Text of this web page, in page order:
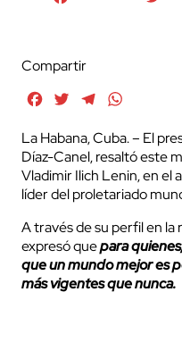
Compartir
FacebookTwitterTelegram
La Habana, Cuba. – El
Díaz-Canel, resaltó este
Vladimir Ilich Lenin, en el
líder del proletariado
A través de su perfil en la
expresó quepara
que un mundo mejor es
más vigentes que nunca.